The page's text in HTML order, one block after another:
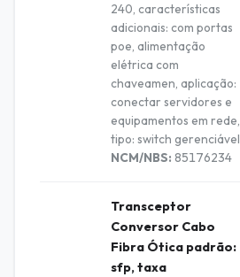
240, características
adicionais: com portas
poe, alimentação
elétrica com
chaveamen, aplicação:
conectar servidores e
equipamentos em rede,
tipo: switch gerenciável
NCM/NBS: 85176234
Transceptor
Conversor Cabo
Fibra Ótica padrão:
sfp, taxa